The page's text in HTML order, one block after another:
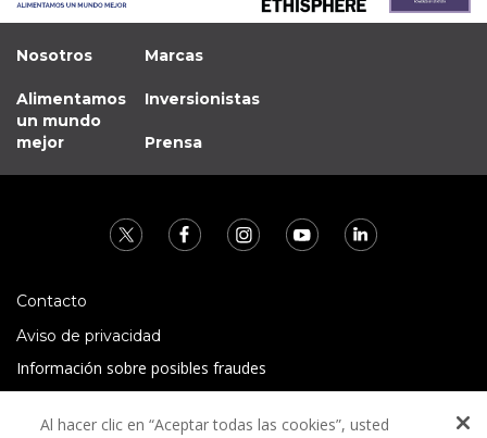
Nosotros
Alimentamos
un mundo
mejor
Marcas
Inversionistas
Prensa
Contacto
Aviso de privacidad
Información sobre posibles fraudes
Al hacer clic en “Aceptar todas las cookies”, usted